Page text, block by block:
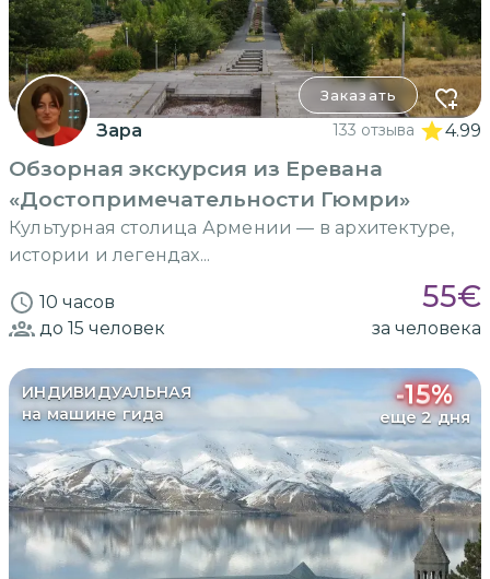
Заказать
Зара 133 отзыва 4.99
Обзорная экскурсия из Еревана
«Достопримечательности Гюмри»
Культурная столица Армении — в архитектуре,
истории и легендах...
10 часов 55€
до 15 человек за человека
ИНДИВИДУАЛЬНАЯ
на машине гида
-15%
еще 2 дня